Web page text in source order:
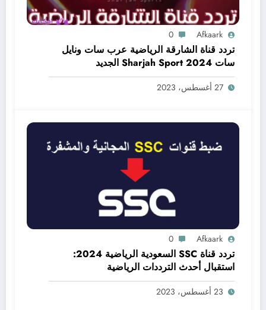
Afkaark
0
تردد قناة الشارقة الرياضية عرب سات ونايل
سات Sharjah Sport 2024 الجديد
27 أغسطس، 2023
Afkaark
0
تردد قناة SSC السعودية الرياضية 2024:
استقبال أحدث الترددات الرياضية
23 أغسطس، 2023